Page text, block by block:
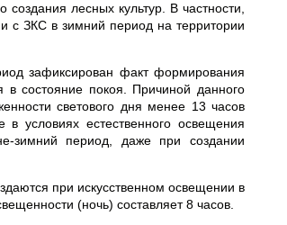
лесных культур. В частности,
с ЗКС в зимний период на территории
зафиксирован факт формирования
состояние покоя. Причиной данного
светового дня менее 13 часов
условиях естественного освещения
зимний период, даже при создании
при искусственном освещении в
(ночь) составляет 8 часов.